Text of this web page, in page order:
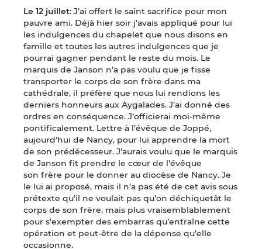
Le 12 juillet: J’ai offert le saint sacrifice pour mon
pauvre ami. Déjà hier soir j’avais appliqué pour lui
les indulgences du chapelet que nous disons en
famille et toutes les autres indulgences que je
pourrai gagner pendant le reste du mois. Le
marquis de Janson n’a pas voulu que je fisse
transporter le corps de son frère dans ma
cathédrale, il préfère que nous lui rendions les
derniers honneurs aux Aygalades. J’ai donné des
ordres en conséquence. J’officierai moi-même
pontificalement. Lettre à l’évêque de Joppé,
aujourd’hui de Nancy, pour lui apprendre la mort
de son prédécesseur. J’aurais voulu que le marquis
de Janson fit prendre le cœur de l’évêque
son frère pour le donner au diocèse de Nancy. Je
le lui ai proposé, mais il n’a pas été de cet avis sous
prétexte qu’il ne voulait pas qu’on déchiquetât le
corps de son frère, mais plus vraisemblablement
pour s’exempter des embarras qu’entraîne cette
opération et peut-être de la dépense qu’elle
occasionne.